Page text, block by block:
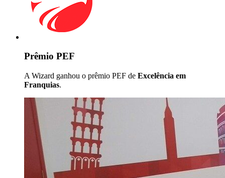
Prêmio PEF
A Wizard ganhou o prêmio PEF de Excelência em
Franquias.